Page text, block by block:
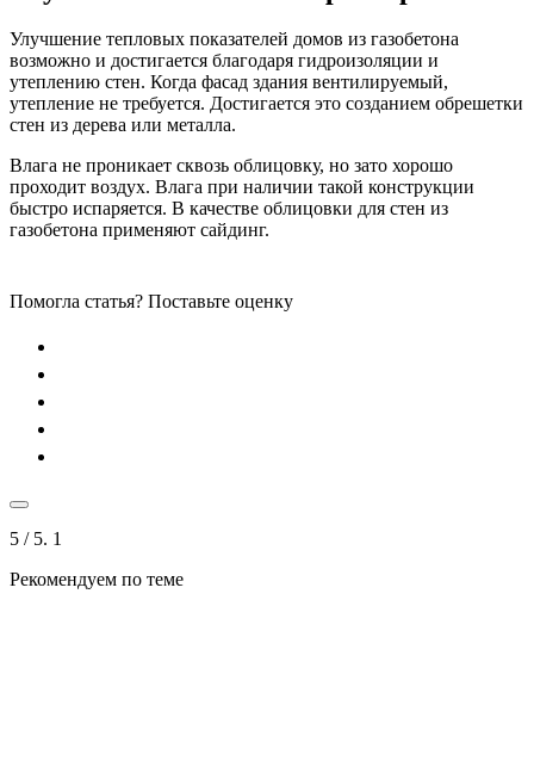
Улучшение тепловых показателей домов из газобетона
возможно и достигается благодаря гидроизоляции и
утеплению стен. Когда фасад здания вентилируемый,
утепление не требуется. Достигается это созданием обрешетки
стен из дерева или металла.
Влага не проникает сквозь облицовку, но зато хорошо
проходит воздух. Влага при наличии такой конструкции
быстро испаряется. В качестве облицовки для стен из
газобетона применяют сайдинг.
Помогла статья? Поставьте оценку
5 / 5. 1
Рекомендуем по теме